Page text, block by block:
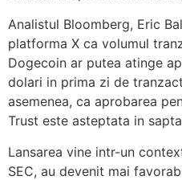
Analistul Bloomberg, Eric
platforma X ca volumul
Dogecoin ar putea atinge
dolari in prima zi de
asemenea, ca aprobarea
Trust este asteptata in
Lansarea vine intr-un
SEC, au devenit mai